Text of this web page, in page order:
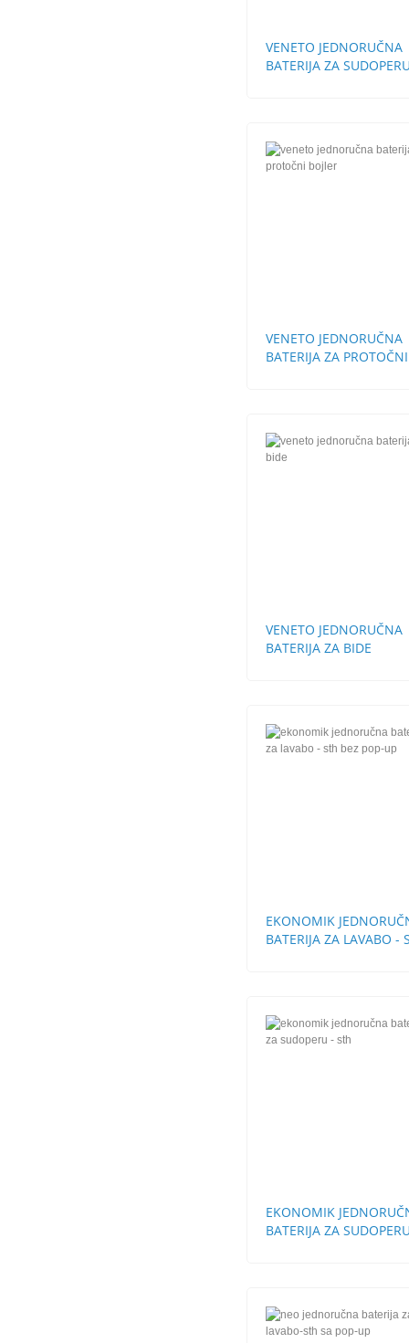
VENETO JEDNORUČNA
BATERIJA ZA
VENETO JEDNORUČNA
BATERIJA ZA PROTOČNI
VENETO JEDNORUČNA
BATERIJA ZA BIDE
EKONOMIK
BATERIJA ZA LAVABO -
EKONOMIK
BATERIJA ZA